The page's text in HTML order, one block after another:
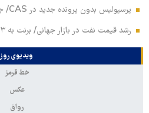
پرسپولیس بدون پرونده جدید در CAS/ جدایی‌ها با توافق انجام شد
رشد قیمت نفت در بازار جهانی/ برنت به ۸۳ دلار نزدیک شد
ویدیوی روز
خط قرمز
عکس
رواق